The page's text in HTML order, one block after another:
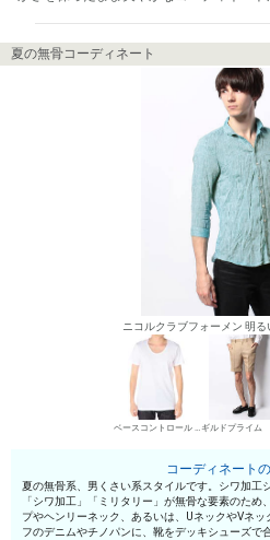
夏の無骨コーディネート
ニコルクラブフォーメン 明
ベースコントロール UネックTシャツ
コーディネート
夏の無骨系、男くさい系スタイルです。シワ加工
「シワ加工」「ミリタリー」が無骨な要素のた
プやヘンリーネック、あるいは、UネックやVネ
フのデニムやチノパンに、靴をデッキシューズで